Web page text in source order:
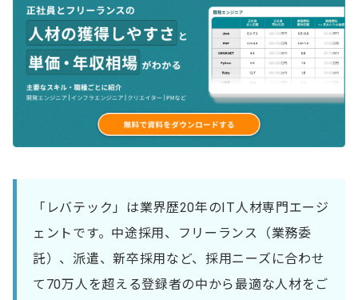
「レバテック」は業界歴20年のIT人材専門エージ
ェントです。中途採用、フリーランス（業務委
託）、派遣、新卒採用など、採用ニーズに合わせ
て70万人を超える登録者の中から最適な人材をご